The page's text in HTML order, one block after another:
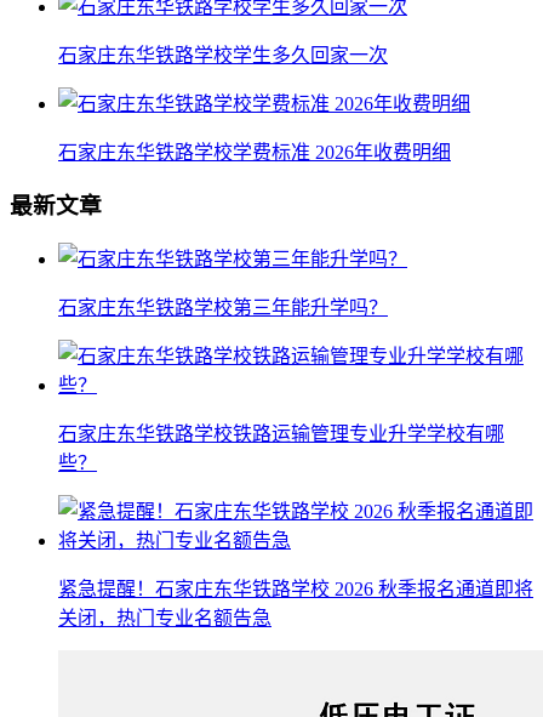
石家庄东华铁路学校学生多久回家一次
石家庄东华铁路学校学费标准 2026年收费明细
最新文章
石家庄东华铁路学校第三年能升学吗？
石家庄东华铁路学校铁路运输管理专业升学学校有哪
些？
紧急提醒！石家庄东华铁路学校 2026 秋季报名通道即将
关闭，热门专业名额告急